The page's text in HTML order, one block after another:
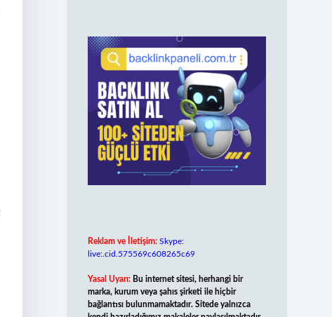
Reklam ve İletişim: Skype:
live:.cid.575569c608265c69
Yasal Uyarı: Bu internet sitesi, herhangi bir
marka, kurum veya şahıs şirketi ile hiçbir
bağlantısı bulunmamaktadır. Sitede yalnızca